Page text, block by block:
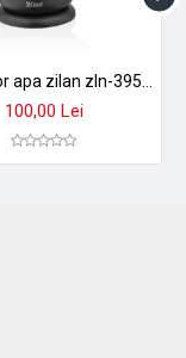
100,00 Lei